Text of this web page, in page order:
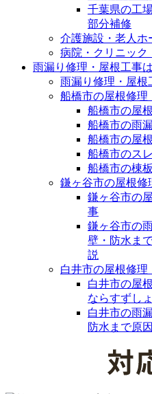
千葉県の工
部分補修
介護施設・老人ホ
病院・クリニック
雨漏り修理・屋根工事
雨漏り修理・屋根
船橋市の屋根修理
船橋市の屋
船橋市の雨
船橋市の屋
船橋市のス
船橋市の棟
鎌ヶ谷市の屋根修
鎌ヶ谷市の
事
鎌ヶ谷市の
壁・防水ま
説
白井市の屋根修理
白井市の屋
ならすずし
白井市の雨
防水まで原